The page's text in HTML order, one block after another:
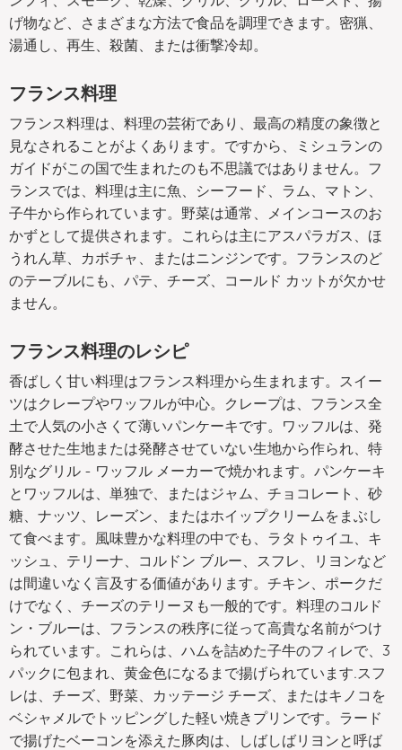
げ物など、さまざまな方法で食品を調理できます。密猟、
湯通し、再生、殺菌、または衝撃冷却。
フランス料理
フランス料理は、料理の芸術であり、最高の精度の象徴と
見なされることがよくあります。ですから、ミシュランの
ガイドがこの国で生まれたのも不思議ではありません。フ
ランスでは、料理は主に魚、シーフード、ラム、マトン、
子牛から作られています。野菜は通常、メインコースのお
かずとして提供されます。これらは主にアスパラガス、ほ
うれん草、カボチャ、またはニンジンです。フランスのど
のテーブルにも、パテ、チーズ、コールド カットが欠かせ
ません。
フランス料理のレシピ
香ばしく甘い料理はフランス料理から生まれます。スイー
ツはクレープやワッフルが中心。クレープは、フランス全
土で人気の小さくて薄いパンケーキです。ワッフルは、発
酵させた生地または発酵させていない生地から作られ、特
別なグリル - ワッフル メーカーで焼かれます。パンケーキ
とワッフルは、単独で、またはジャム、チョコレート、砂
糖、ナッツ、レーズン、またはホイップクリームをまぶし
て食べます。風味豊かな料理の中でも、ラタトゥイユ、キ
ッシュ、テリーナ、コルドン ブルー、スフレ、リヨンなど
は間違いなく言及する価値があります。チキン、ポークだ
けでなく、チーズのテリーヌも一般的です。料理のコルド
ン・ブルーは、フランスの秩序に従って高貴な名前がつけ
られています。これらは、ハムを詰めた子牛のフィレで、3
パックに包まれ、黄金色になるまで揚げられています.スフ
レは、チーズ、野菜、カッテージ チーズ、またはキノコを
ベシャメルでトッピングした軽い焼きプリンです。ラード
で揚げたベーコンを添えた豚肉は、しばしばリヨンと呼ば